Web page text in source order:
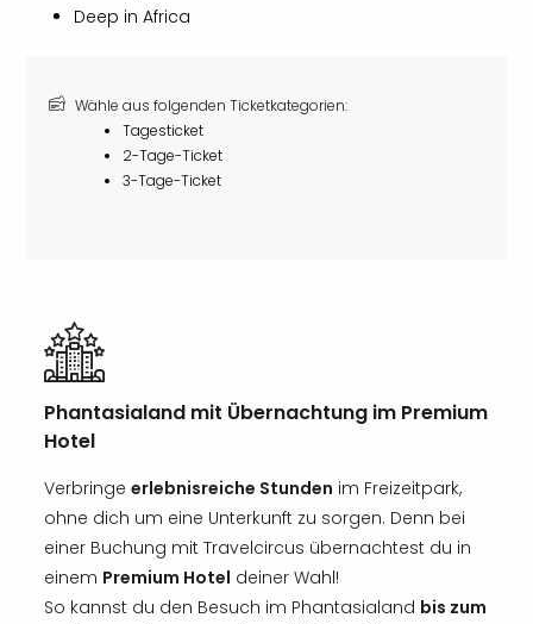
Deep in Africa
Wähle aus folgenden Ticketkategorien:
Tagesticket
2-Tage-Ticket
3-Tage-Ticket
Phantasialand mit Übernachtung im Premium
Hotel
Verbringe erlebnisreiche Stunden im Freizeitpark,
ohne dich um eine Unterkunft zu sorgen. Denn bei
einer Buchung mit Travelcircus übernachtest du in
einem Premium Hotel deiner Wahl!
So kannst du den Besuch im Phantasialand bis zum